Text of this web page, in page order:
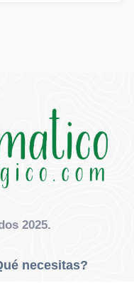
2025.
necesitas?